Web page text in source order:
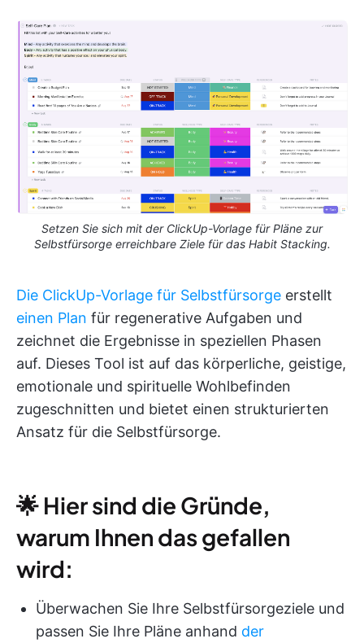
Setzen Sie sich mit der ClickUp-Vorlage für Pläne zur
Selbstfürsorge erreichbare Ziele für das Habit Stacking.
Die ClickUp-Vorlage für Selbstfürsorge erstellt
einen Plan für regenerative Aufgaben und
zeichnet die Ergebnisse in speziellen Phasen
auf. Dieses Tool ist auf das körperliche, geistige,
emotionale und spirituelle Wohlbefinden
zugeschnitten und bietet einen strukturierten
Ansatz für die Selbstfürsorge.
🌟 Hier sind die Gründe,
warum Ihnen das gefallen
wird:
Überwachen Sie Ihre Selbstfürsorgeziele und
passen Sie Ihre Pläne anhand der